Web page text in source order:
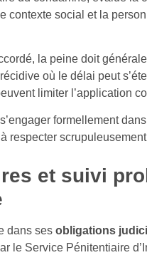
contexte social et la
la peine doit
où le délai peut
limiter l’application
formellement
respecter
et suivi
dans ses obligations
le Service Pénitentiaire